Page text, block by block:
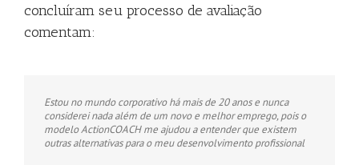
concluíram seu processo de avaliação
comentam:
Estou no mundo corporativo há mais de 20 anos e nunca
considerei nada além de um novo e melhor emprego, pois o
modelo ActionCOACH me ajudou a entender que existem
outras alternativas para o meu desenvolvimento profissional